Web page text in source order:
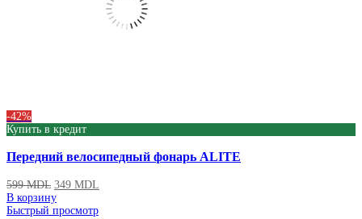
-42%
Купить в кредит
Передний велосипедный фонарь ALITE
599MDL 349 MDL
В корзину
Быстрый просмотр